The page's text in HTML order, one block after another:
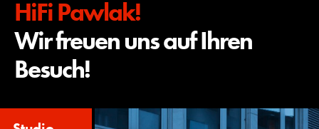
HiFi Pawlak!
Wir freuen uns auf Ihren
Besuch!